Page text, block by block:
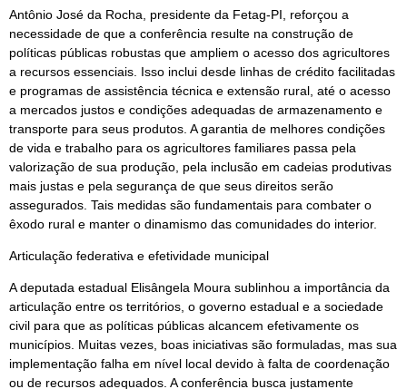
Antônio José da Rocha, presidente da Fetag-PI, reforçou a
necessidade de que a conferência resulte na construção de
políticas públicas robustas que ampliem o acesso dos agricultores
a recursos essenciais. Isso inclui desde linhas de crédito facilitadas
e programas de assistência técnica e extensão rural, até o acesso
a mercados justos e condições adequadas de armazenamento e
transporte para seus produtos. A garantia de melhores condições
de vida e trabalho para os agricultores familiares passa pela
valorização de sua produção, pela inclusão em cadeias produtivas
mais justas e pela segurança de que seus direitos serão
assegurados. Tais medidas são fundamentais para combater o
êxodo rural e manter o dinamismo das comunidades do interior.
Articulação federativa e efetividade municipal
A deputada estadual Elisângela Moura sublinhou a importância da
articulação entre os territórios, o governo estadual e a sociedade
civil para que as políticas públicas alcancem efetivamente os
municípios. Muitas vezes, boas iniciativas são formuladas, mas sua
implementação falha em nível local devido à falta de coordenação
ou de recursos adequados. A conferência busca justamente